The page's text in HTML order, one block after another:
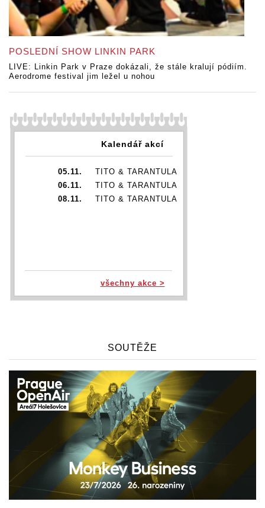
POSLEDNÍ SHOW LINKIN PARK
LIVE: Linkin Park v Praze dokázali, že stále kralují pódiím.
Aerodrome festival jim ležel u nohou
Kalendář akcí
05.11.
TITO & TARANTULA
06.11.
TITO & TARANTULA
08.11.
TITO & TARANTULA
všechny akce >
SOUTĚŽE